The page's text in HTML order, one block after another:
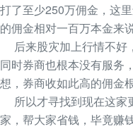
打了至少250万佣金，这
的佣金相对一百万本金来
后来股灾加上行情不好
同时券商也根本没有服务
想，券商收如此高的佣金
所以才寻找到现在这家
家，帮大家省钱，毕竟赚